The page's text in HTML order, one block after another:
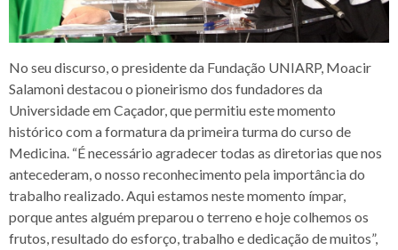
No seu discurso, o presidente da Fundação UNIARP, Moacir
Salamoni destacou o pioneirismo dos fundadores da
Universidade em Caçador, que permitiu este momento
histórico com a formatura da primeira turma do curso de
Medicina. “É necessário agradecer todas as diretorias que nos
antecederam, o nosso reconhecimento pela importância do
trabalho realizado. Aqui estamos neste momento ímpar,
porque antes alguém preparou o terreno e hoje colhemos os
frutos, resultado do esforço, trabalho e dedicação de muitos”,